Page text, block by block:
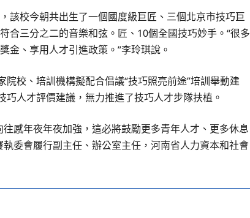
該校今朝共出生了一個國度級巨匠、三個北京市技巧巨
合三分之二的音樂和弦。匠、10個全國技巧妙手。“很多
金、享用人才引進政策。”李玲琪說。
校、培訓機構擬配合倡議“技巧照亮前途”培訓舉動建
人才評價建議，無力推進了技巧人才步隊扶植。
感年夜年夜加強，這必將鼓勵更多青年人才、更多休息
執委會履行副主任、辦公室主任，河南省人力資本和社會